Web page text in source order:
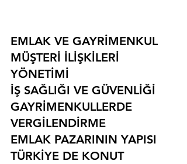
EMLAK VE GAYRİMENKUL
MÜŞTERİ İLİŞKİLERİ
YÖNETİMİ
İŞ SAĞLIĞI VE GÜVENLİĞİ
GAYRİMENKULLERDE
VERGİLENDİRME
EMLAK PAZARININ YAPISI
TÜRKİYE DE KONUT